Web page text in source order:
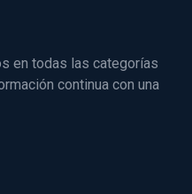
en todas las categorías
continua con una